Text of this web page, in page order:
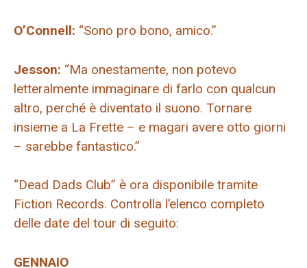
O’Connell: “Sono pro bono, amico.”
Jesson: “Ma onestamente, non potevo
letteralmente immaginare di farlo con qualcun
altro, perché è diventato il suono. Tornare
insieme a La Frette – e magari avere otto giorni
– sarebbe fantastico.”
“Dead Dads Club” è ora disponibile tramite
Fiction Records. Controlla l’elenco completo
delle date del tour di seguito:
GENNAIO